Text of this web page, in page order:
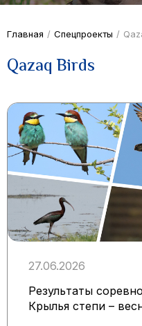
Главная / Спецпроекты /
Qazaq Birds
27.06.2026
Результаты
Крылья степи –